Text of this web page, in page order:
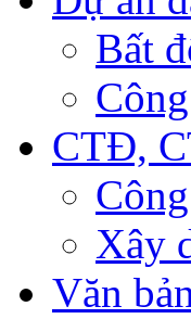
Bất
CTĐ,
Xây
Văn